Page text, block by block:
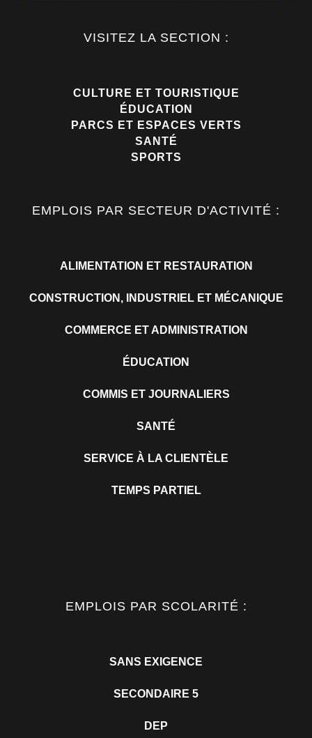
VISITEZ LA SECTION :
CULTURE ET TOURISTIQUE
ÉDUCATION
PARCS ET ESPACES VERTS
SANTÉ
SPORTS
EMPLOIS PAR SECTEUR D'ACTIVITÉ :
ALIMENTATION ET RESTAURATION
CONSTRUCTION, INDUSTRIEL ET MÉCANIQUE
COMMERCE ET ADMINISTRATION
ÉDUCATION
COMMIS ET JOURNALIERS
SANTÉ
SERVICE À LA CLIENTÈLE
TEMPS PARTIEL
EMPLOIS PAR SCOLARITÉ :
SANS EXIGENCE
SECONDAIRE 5
DEP